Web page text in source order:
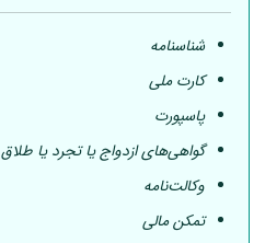
شناسنامه
کارت ملی
پاسپورت
گواهی‌های ازدواج یا تجرد یا طلاق
وکالت‌نامه
تمکن مالی